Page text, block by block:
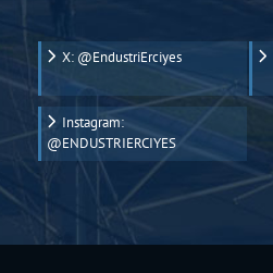
X: @EndustriErciyes
Instagram:
@ENDUSTRIERCIYES